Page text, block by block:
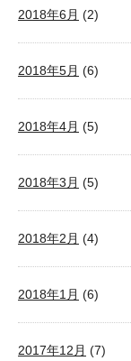
2018年6月 (2)
2018年5月 (6)
2018年4月 (5)
2018年3月 (5)
2018年2月 (4)
2018年1月 (6)
2017年12月 (7)